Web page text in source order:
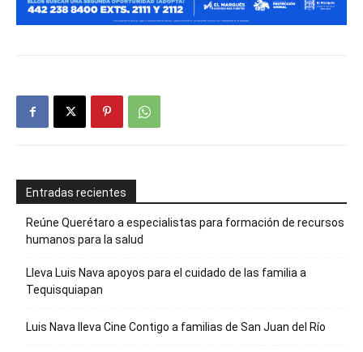
Entradas recientes
Reúne Querétaro a especialistas para formación de recursos
humanos para la salud
Lleva Luis Nava apoyos para el cuidado de las familia a
Tequisquiapan
Luis Nava lleva Cine Contigo a familias de San Juan del Río